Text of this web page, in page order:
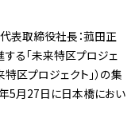
表取締役社長：菰田正
る「未来特区プロジェ
区プロジェクト」）の集
5月27日に日本橋におい